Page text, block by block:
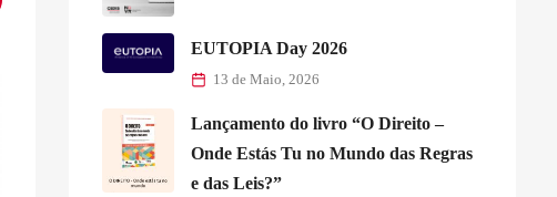
EUTOPIA Day 2026
13 de Maio, 2026
Lançamento do livro “O Direito –
Onde Estás Tu no Mundo das Regras
e das Leis?”